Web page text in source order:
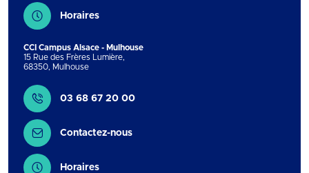
Horaires
CCI Campus Alsace - Mulhouse
15 Rue des Frères Lumière,
68350, Mulhouse
Contact
03 68 67 20 00
Contactez-nous
Horaires